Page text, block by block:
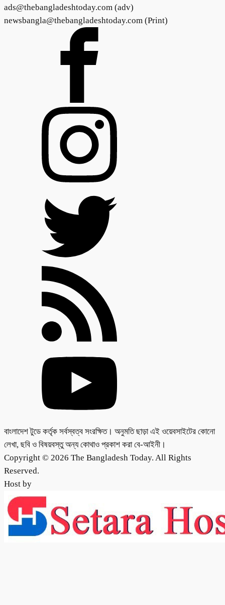
ads@thebangladeshtoday.com (adv)
newsbangla@thebangladeshtoday.com (Print)
বাংলাদেশ টুডে কর্তৃক সর্বস্বত্ব সংরক্ষিত। অনুমতি ছাড়া এই ওয়েবসাইটের কোনো
লেখা, ছবি ও বিষয়বস্তু অন্য কোথাও প্রকাশ করা বে-আইনী।
Copyright © 2026 The Bangladesh Today. All Rights
Reserved.
Host by